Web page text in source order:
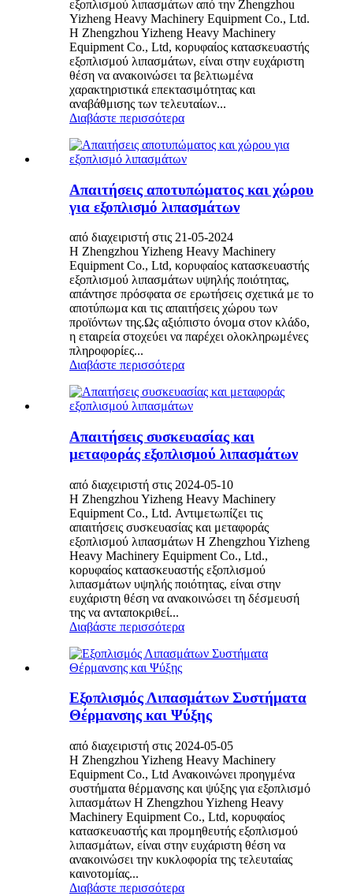
εξοπλισμού λιπασμάτων από την Zhengzhou
Yizheng Heavy Machinery Equipment Co., Ltd.
Η Zhengzhou Yizheng Heavy Machinery
Equipment Co., Ltd, κορυφαίος κατασκευαστής
εξοπλισμού λιπασμάτων, είναι στην ευχάριστη
θέση να ανακοινώσει τα βελτιωμένα
χαρακτηριστικά επεκτασιμότητας και
αναβάθμισης των τελευταίων...
Διαβάστε περισσότερα
Απαιτήσεις αποτυπώματος και χώρου
για εξοπλισμό λιπασμάτων
από διαχειριστή στις 21-05-2024
Η Zhengzhou Yizheng Heavy Machinery
Equipment Co., Ltd, κορυφαίος κατασκευαστής
εξοπλισμού λιπασμάτων υψηλής ποιότητας,
απάντησε πρόσφατα σε ερωτήσεις σχετικά με το
αποτύπωμα και τις απαιτήσεις χώρου των
προϊόντων της.Ως αξιόπιστο όνομα στον κλάδο,
η εταιρεία στοχεύει να παρέχει ολοκληρωμένες
πληροφορίες...
Διαβάστε περισσότερα
Απαιτήσεις συσκευασίας και
μεταφοράς εξοπλισμού λιπασμάτων
από διαχειριστή στις 2024-05-10
Η Zhengzhou Yizheng Heavy Machinery
Equipment Co., Ltd. Αντιμετωπίζει τις
απαιτήσεις συσκευασίας και μεταφοράς
εξοπλισμού λιπασμάτων Η Zhengzhou Yizheng
Heavy Machinery Equipment Co., Ltd.,
κορυφαίος κατασκευαστής εξοπλισμού
λιπασμάτων υψηλής ποιότητας, είναι στην
ευχάριστη θέση να ανακοινώσει τη δέσμευσή
της να ανταποκριθεί...
Διαβάστε περισσότερα
Εξοπλισμός Λιπασμάτων Συστήματα
Θέρμανσης και Ψύξης
από διαχειριστή στις 2024-05-05
Η Zhengzhou Yizheng Heavy Machinery
Equipment Co., Ltd Ανακοινώνει προηγμένα
συστήματα θέρμανσης και ψύξης για εξοπλισμό
λιπασμάτων Η Zhengzhou Yizheng Heavy
Machinery Equipment Co., Ltd, κορυφαίος
κατασκευαστής και προμηθευτής εξοπλισμού
λιπασμάτων, είναι στην ευχάριστη θέση να
ανακοινώσει την κυκλοφορία της τελευταίας
καινοτομίας...
Διαβάστε περισσότερα